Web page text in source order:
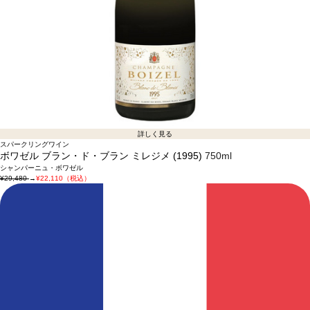
詳しく見る
スパークリングワイン
ボワゼル ブラン・ド・ブラン ミレジメ (1995) 750ml
シャンパーニュ・ボワゼル
¥29,480→¥22,110（税込）